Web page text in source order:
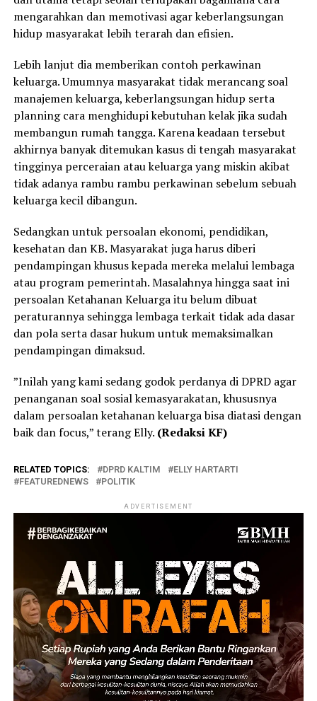
mengarahkan dan memotivasi agar keberlangsungan
hidup masyarakat lebih terarah dan efisien.
Lebih lanjut dia memberikan contoh perkawinan
keluarga. Umumnya masyarakat tidak merancang soal
manajemen keluarga, keberlangsungan hidup serta
planning cara menghidupi kebutuhan kelak jika sudah
membangun rumah tangga. Karena keadaan tersebut
akhirnya banyak ditemukan kasus di tengah masyarakat
tingginya perceraian atau keluarga yang miskin akibat
tidak adanya rambu rambu perkawinan sebelum sebuah
keluarga kecil dibangun.
Sedangkan untuk persoalan ekonomi, pendidikan,
kesehatan dan KB. Masyarakat juga harus diberi
pendampingan khusus kepada mereka melalui lembaga
atau program pemerintah. Masalahnya hingga saat ini
persoalan Ketahanan Keluarga itu belum dibuat
peraturannya sehingga lembaga terkait tidak ada dasar
dan pola serta dasar hukum untuk memaksimalkan
pendampingan dimaksud.
”Inilah yang kami sedang godok perdanya di DPRD agar
penanganan soal sosial kemasyarakatan, khususnya
dalam persoalan ketahanan keluarga bisa diatasi dengan
baik dan focus,” terang Elly. (Redaksi KF)
RELATED TOPICS: DPRD KALTIM
ELLY HARTARTI
FEATUREDNEWS
POLITIK
ADVERTISEMENT